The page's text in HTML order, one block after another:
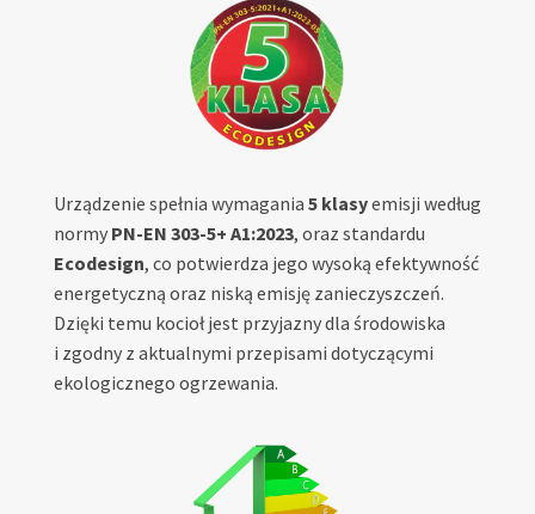
Urządzenie spełnia wymagania 5 klasyemisji według
normy PN-EN 303-5+ A1:2023, oraz standardu
Ecodesign, co potwierdza jego wysoką efektywność
energetyczną oraz niską emisję zanieczyszczeń.
Dzięki temu kocioł jest przyjazny dla środowiska
i zgodny z aktualnymi przepisami dotyczącymi
ekologicznego ogrzewania.